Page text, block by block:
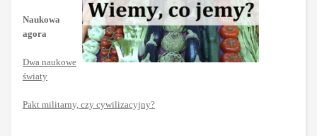
Naukowa
agora
Dwa naukowe
światy
Pakt militarny, czy cywilizacyjny?